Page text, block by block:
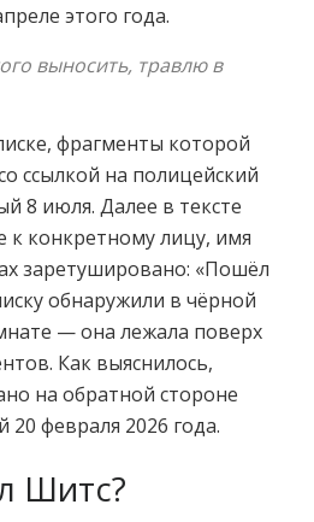
этого года.
выносить, травлю в
фрагменты которой
ссылкой на полицейский
8 июля. Далее в тексте
к конкретному лицу, имя
заретушировано: «Пошёл
обнаружили в чёрной
— она лежала поверх
Как выяснилось,
на обратной стороне
февраля 2026 года.
Шитс?